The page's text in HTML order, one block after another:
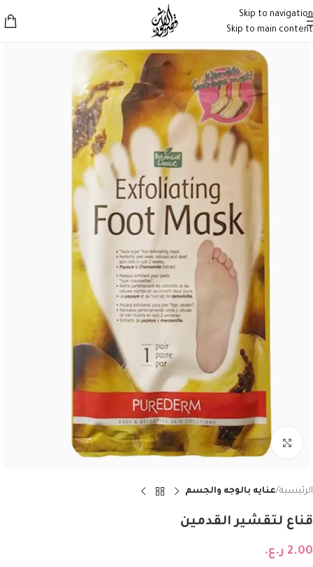
Skip to navigation
Skip to main content
Click to enlarge
الرئيسية عنايه بالوجه والجسم
قناع لتقشير القدمين
2.00 ر.ع.